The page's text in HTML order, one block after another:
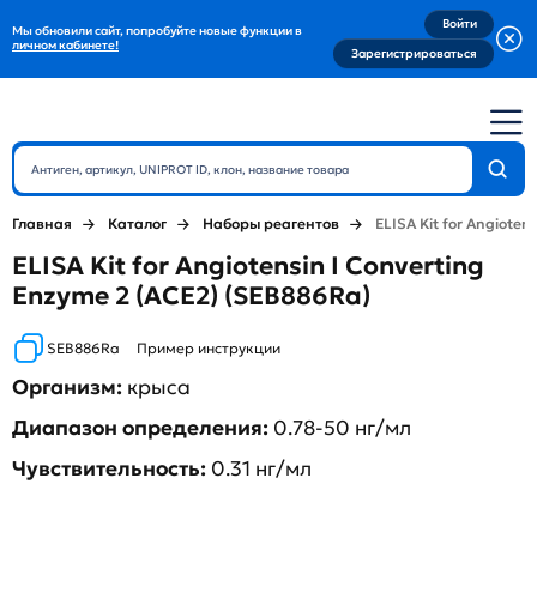
Мы обновили сайт, попробуйте новые функции в
личном кабинете!
Войти
Зарегистрироваться
Главная Каталог Наборы реагентов ELISA Kit for
ELISA Kit for Angiotensin I Converting
Enzyme 2 (ACE2) (SEB886Ra)
SEB886Ra Пример инструкции
Организм: крыса
Диапазон определения: 0.78-50 нг/мл
Чувствительность: 0.31 нг/мл